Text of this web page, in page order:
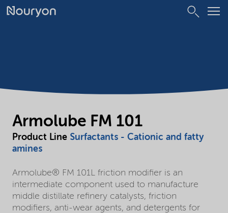
Armolube FM 101
Product Line Surfactants - Cationic and fatty
amines
Armolube® FM 101L friction modifier is an
intermediate component used to manufacture
middle distillate refinery catalysts, friction
modifiers, anti-wear agents, and detergents for